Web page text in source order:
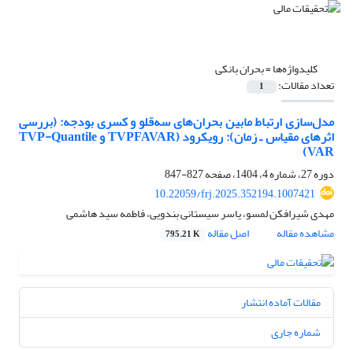
کلیدواژه‌ها =بحران بانکی
تعداد مقالات: 1
مدل‌‌سازی ارتباط مابین بحران‌‌های سه‌‏قلو و کسری بودجه: (بررسی
اثرهای مقیاس ـ زمان): رویکرود (TVPFAVAR ‌و TVP-Quantile
VAR)
دوره 27، شماره 4، 1404، صفحه
827-847
10.22059/frj.2025.352194.1007421
مهدی شیرافکن لمسو، یاسر سیستانی بندویی، فاطمه سید هاشمی
مشاهده مقاله
اصل مقاله 795.21 K
مقالات آماده انتشار
شماره جاری